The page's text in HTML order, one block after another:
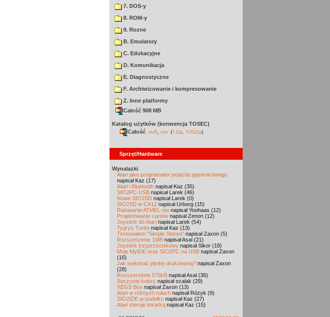
7. DOS-y
8. ROM-y
9. Rozne
B. Emulatory
C. Edukacyjne
D. Komunikacja
E. Diagnostyczne
F. Archiwizowanie i kompresowanie
Z. Inne platformy
Całość 908 MB
Katalog użytków (konwencja TOSEC)
Całość md5 sha (7-Zip TUGZip)
Sprzęt/Hardware
Wynalazki
Atari jako programator pojazdu gąsienicowego
napisał Kaz (17)
Atari i Bluetooth napisał Kaz (35)
SIO2PC-USB napisał Larek (46)
Nowe SIO2SD napisał Larek (0)
SIO2SD w CA12 napisał Urborg (15)
Ratowanie ATMEL-ów napisał Yoohaas (12)
Projektowanie cartów napisał Zenon (12)
Joystick do Atari napisał Larek (54)
Tygrys Turbo napisał Kaz (13)
Testowałem "Simple Stereo" napisał Zaxon (5)
Rozszerzenie 1MB napisał Asal (21)
Joystick trzyprzyciskowy napisał Sikor (18)
Moje MyIDE oraz SIO2PC na USB napisał Zaxon
(16)
Jak wykonać płytkę drukowaną? napisał Zaxon
(28)
Rozszerzenie 576kB napisał Asal (36)
Soczyste kolory napisał scalak (29)
XEGS Box napisał Zaxon (13)
Atari w różnych rolach napisał Różyk (9)
SIO2IDE w pudełku napisał Kaz (27)
Atari steruje tokarką napisał Kaz (15)